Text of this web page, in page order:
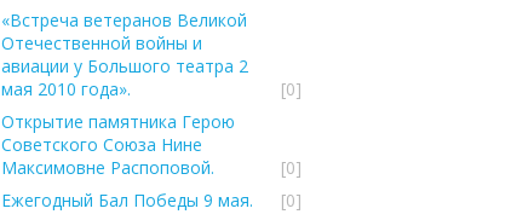
«Встреча ветеранов Великой
Отечественной войны и
авиации у Большого театра 2
мая 2010 года».
[0]
Открытие памятника Герою
Советского Союза Нине
Максимовне Распоповой.
[0]
Ежегодный Бал Победы 9 мая.
[0]